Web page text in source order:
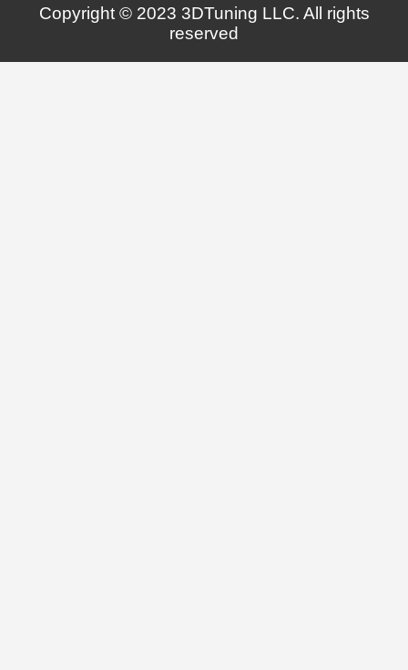
Copyright © 2023 3DTuning LLC. All rights
reserved